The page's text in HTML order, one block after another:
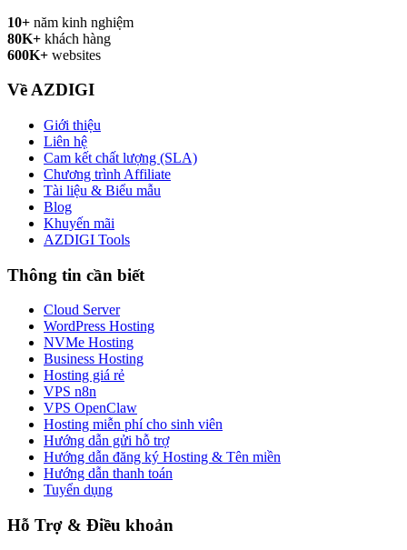
10+ năm kinh nghiệm
80K+ khách hàng
600K+ websites
Về AZDIGI
Giới thiệu
Liên hệ
Cam kết chất lượng (SLA)
Chương trình Affiliate
Tài liệu & Biểu mẫu
Blog
Khuyến mãi
AZDIGI Tools
Thông tin cần biết
Cloud Server
WordPress Hosting
NVMe Hosting
Business Hosting
Hosting giá rẻ
VPS n8n
VPS OpenClaw
Hosting miễn phí cho sinh viên
Hướng dẫn gửi hỗ trợ
Hướng dẫn đăng ký Hosting & Tên miền
Hướng dẫn thanh toán
Tuyển dụng
Hỗ Trợ & Điều khoản